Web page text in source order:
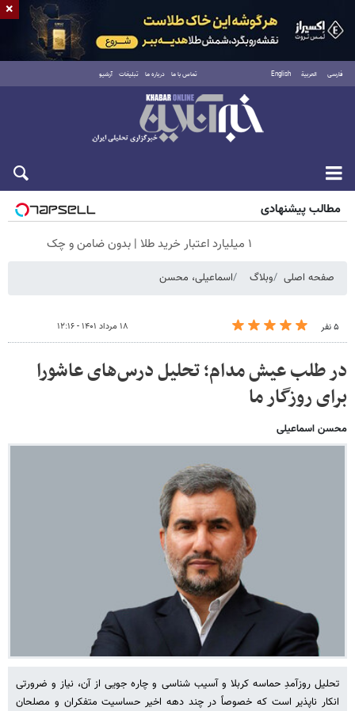
فارسی العربية English تماس با ما درباره ما تبلیغات آرشیو
شنبه ۱۷ مرداد ۱۴۰۵
مطالب پیشنهادی
۱ میلیارد اعتبار خرید طلا | بدون ضامن و چک
صفحه اصلی وبلاگ اسماعیلی، محسن
۵ نفر ۱۸ مرداد ۱۴۰۱ - ۱۲:۱۶
در طلب عیش مدام؛ تحلیل درس‌های عاشورا
برای روزگار ما
محسن اسماعیلی
تحلیل روزآمدِ حماسه کربلا و آسیب شناسی و چاره جویی از آن، نیاز و ضرورتی
انکار ناپذیر است که خصوصاً در چند دهه اخیر حساسیت متفکران و مصلحان
×